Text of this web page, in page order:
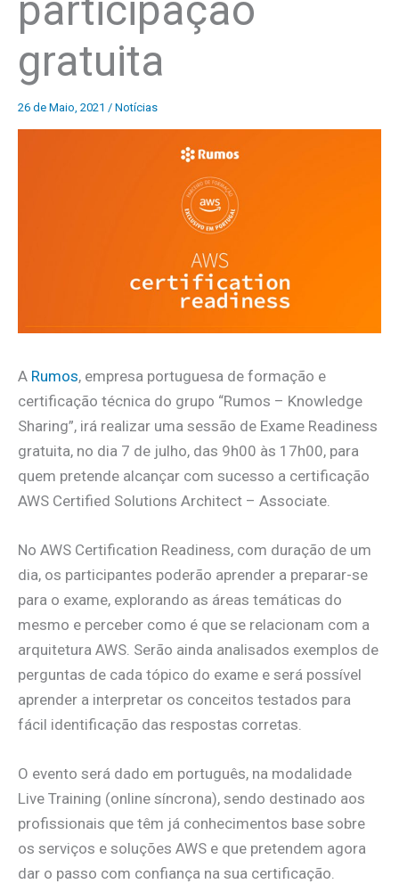
gratuita
26 de Maio, 2021 / Notícias
A Rumos, empresa portuguesa de formação e
certificação técnica do grupo “Rumos – Knowledge
Sharing”, irá realizar uma sessão de Exame Readiness
gratuita, no dia 7 de julho, das 9h00 às 17h00, para
quem pretende alcançar com sucesso a certificação
AWS Certified Solutions Architect – Associate.
No AWS Certification Readiness, com duração de um
dia, os participantes poderão aprender a preparar-se
para o exame, explorando as áreas temáticas do
mesmo e perceber como é que se relacionam com a
arquitetura AWS. Serão ainda analisados exemplos de
perguntas de cada tópico do exame e será possível
aprender a interpretar os conceitos testados para
fácil identificação das respostas corretas.
O evento será dado em português, na modalidade
Live Training (online síncrona), sendo destinado aos
profissionais que têm já conhecimentos base sobre
os serviços e soluções AWS e que pretendem agora
dar o passo com confiança na sua certificação.